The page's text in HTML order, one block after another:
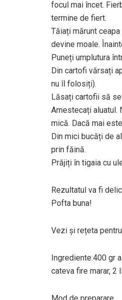
focul mai încet.
termine de fiert.
Tăiați mărunt
devine moale.
Puneți umplutura
Din cartofi vărsați
nu îl folosiți).
Lăsați cartofii să se
Amestecați aluatul.
mică. Dacă mai
Din mici bucăți de
prin făină.
Prăjiți în tigaia cu
Rezultatul va fi
Pofta buna!
Vezi și rețeta
Ingrediente:400 gr
cateva fire marar, 2
Mod de preparare